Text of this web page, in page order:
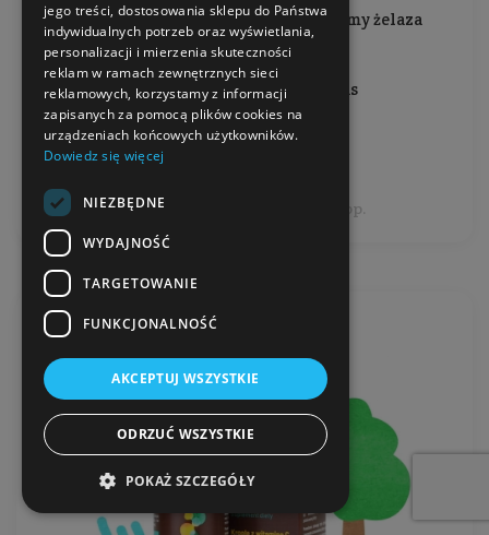
Produkt zawiera w składzie aż 3 formy żelaza
Ilość: 1 op. (60 kapsułek)
Producent:Marek Skoczylas
28,99 zł
Cena jednostkowa: 28,99 zł / 1 op.
jego treści, dostosowania sklepu do Państwa
indywidualnych potrzeb oraz wyświetlania,
personalizacji i mierzenia skuteczności
reklam w ramach zewnętrznych sieci
reklamowych, korzystamy z informacji
zapisanych za pomocą plików cookies na
urządzeniach końcowych użytkowników.
Dowiedz się więcej
NIEZBĘDNE
WYDAJNOŚĆ
TARGETOWANIE
FUNKCJONALNOŚĆ
AKCEPTUJ WSZYSTKIE
ODRZUĆ WSZYSTKIE
POKAŻ SZCZEGÓŁY